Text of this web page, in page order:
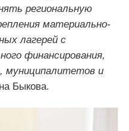
региональную
материально-
лагерей с
финансирования,
муниципалитетов и
Быкова.